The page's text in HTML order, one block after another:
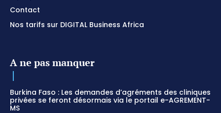
Contact
Nos tarifs sur DIGITAL Business Africa
A ne pas manquer
Burkina Faso : Les demandes d’agréments des cliniques
privées se feront désormais via le portail e-AGREMENT-
MS